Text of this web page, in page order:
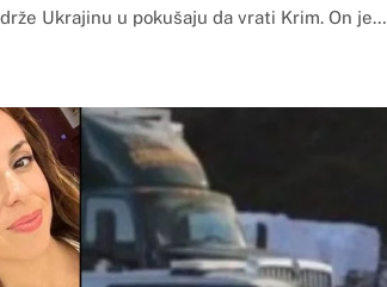
Ukrajinu u pokušaju da vrati Krim. On je…